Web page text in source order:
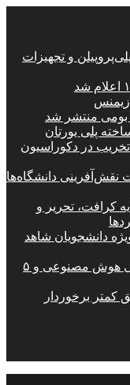
و تجهیزات
زیمنس
بومی منتشر شد
پلی یورتان
در دکوراسیون
نقش‌آفرینی دانشگاه‌ها
کرافت، تحریر و
دانشجویان شاهد
سرمایه‌گذاری روی هسته‌های نخبگانی هوش مصنوعی و ۵
کمتر برخوردار